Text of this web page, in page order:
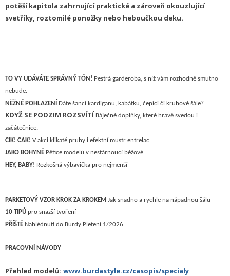
potěší kapitola zahrnující praktické a zároveň okouzlující
svetříky, roztomilé ponožky nebo heboučkou deku.
TO VY UDÁVÁTE SPRÁVNÝ TÓN! Pestrá garderoba, s níž vám rozhodně smutno
nebude.
NĚŽNÉ POHLAZENÍ
Dáte šanci kardiganu, kabátku, čepici či kruhové šále?
KDYŽ SE PODZIM ROZSVÍTÍ Báječné doplňky, které hravě svedou i
začátečnice.
CIK! CAK! V akci klikaté pruhy i efektní mustr entrelac
JAKO BOHYNĚ Pětice modelů v nestárnoucí béžové
HEY, BABY! Rozkošná výbavička pro nejmenší
PARKETOVÝ VZOR KROK ZA KROKEM Jak snadno a rychle na nápadnou šálu
10 TIPŮ pro snazší tvoření
PŘÍŠTĚ Nahlédnutí do Burdy Pletení 1/2026
PRACOVNÍ NÁVODY
Přehled modelů: www.burdastyle.cz/casopis/specialy